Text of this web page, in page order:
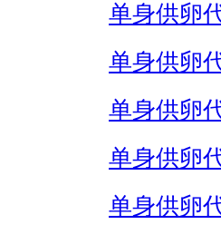
单身供卵
单身供卵
单身供卵
单身供卵
单身供卵